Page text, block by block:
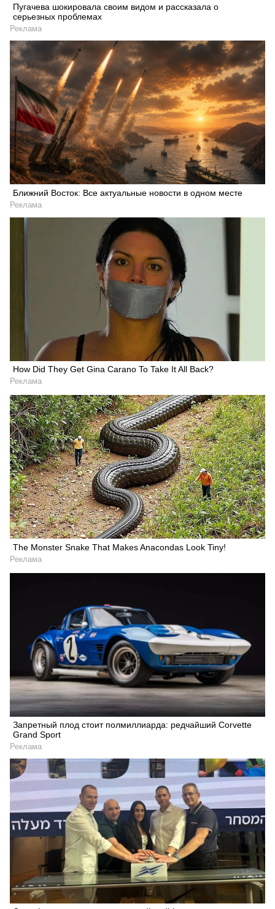
Пугачева шокировала своим видом и рассказала о
серьезных проблемах
Реклама
Ближний Восток: Все актуальные новости в одном месте
Реклама
How Did They Get Gina Carano To Take It All Back?
Реклама
The Monster Snake That Makes Anacondas Look Tiny!
Реклама
Запретный плод стоит полмиллиарда: редчайший Corvette
Grand Sport
Реклама